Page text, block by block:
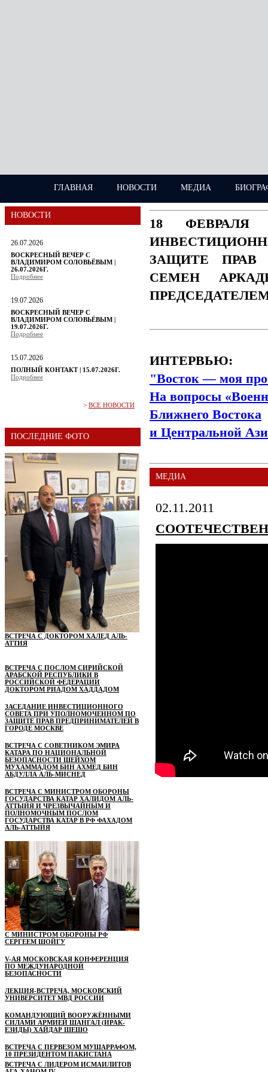
ГЛАВНАЯ НОВОСТИ МЕДИА
НОВОСТИ
26.07.2026
ВОСКРЕСНЫЙ ВЕЧЕР С
ВЛАДИМИРОМ СОЛОВЬЁВЫМ |
26.07.2026Г.
Подробнее
19.07.2026
ВОСКРЕСНЫЙ ВЕЧЕР С
ВЛАДИМИРОМ СОЛОВЬЁВЫМ |
19.07.2026Г.
Подробнее
15.07.2026
ПОЛНЫЙ КОНТАКТ | 15.07.2026Г.
Подробнее
> ВСЕ НОВОСТИ
ПОСЛЕДНИЕ ФОТО
ВСТРЕЧА С ДОКТОРОМ ХАЛЕД АЛЬ-
АТТИЯ
ВСТРЕЧА С ПОСЛОМ СИРИЙСКОЙ
АРАБСКОЙ РЕСПУБЛИКИ В
РОССИЙСКОЙ ФЕДЕРАЦИИ
ДОКТОРОМ РИАДОМ ХАДДАДОМ
ЗАСЕДАНИЕ ИНВЕСТИЦИОННОГО
СОВЕТА ПРИ УПОЛНОМОЧЕННОМ ПО
ЗАЩИТЕ ПРАВ ПРЕДПРИНИМАТЕЛЕЙ В
ГОРОДЕ МОСКВЕ
ВСТРЕЧА С СОВЕТНИКОМ ЭМИРА
КАТАРА ПО НАЦИОНАЛЬНОЙ
БЕЗОПАСНОСТИ ШЕЙХОМ
МУХАММАДОМ БИН АХМЕД БИН
АБДУЛЛА АЛЬ-МИСНЕД
ВСТРЕЧА С МИНИСТРОМ ОБОРОНЫ
ГОСУДАРСТВА КАТАР ХАЛИДОМ АЛЬ-
АТТЫЙЯ И ЧРЕЗВЫЧАЙНЫМ И
ПОЛНОМОЧНЫМ ПОСЛОМ
ГОСУДАРСТВА КАТАР В РФ ФАХАДОМ
АЛЬ-АТТЫЙЯ
С МИНИСТРОМ ОБОРОНЫ РФ
СЕРГЕЕМ ШОЙГУ
V-АЯ МОСКОВСКАЯ КОНФЕРЕНЦИЯ
ПО МЕЖДУНАРОДНОЙ
БЕЗОПАСНОСТИ
ЛЕКЦИЯ-ВСТРЕЧА, МОСКОВСКИЙ
УНИВЕРСИТЕТ МВД РОССИИ
КОМАНДУЮЩИЙ ВООРУЖЁННЫМИ
СИЛАМИ АРМИЕЙ ШАНГАЛ (ИРАК-
ЕЗИДЫ) ХАЙДАР ШЕШО
ВСТРЕЧА С ПЕРВЕЗОМ МУШАРРАФОМ,
10 ПРЕЗИДЕНТОМ ПАКИСТАНА
ВСТРЕЧА С ЛИДЕРОМ ИСМАИЛИТОВ
18 ФЕВРАЛЯ
ЗАЩИТЕ ПРАВ
СЕМЕН
ИНТЕРВЬЮ:
"Восток — моя
На вопросы
Ближнего Востока
и Центральной
МЕДИА
02.11.2011